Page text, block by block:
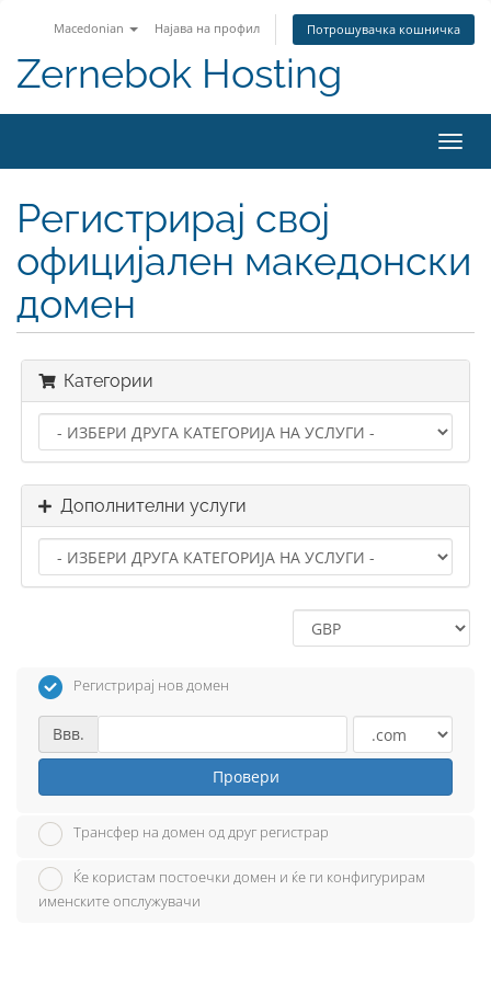
Macedonian Најава на профил Потрошувачка кошничка
Zernebok Hosting
ја
Регистрирај свој
официјален македонски
домен
Категории
Дополнителни услуги
Регистрирај нов домен
Ввв.
Провери
Трансфер на домен од друг регистрар
Ќе користам постоечки домен и ќе ги конфигурирам
именските опслужувачи